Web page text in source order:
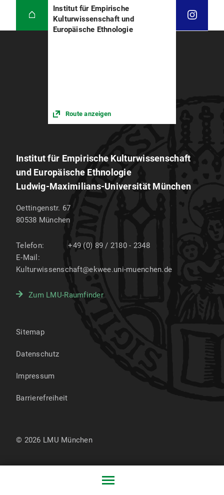
Institut für Empirische
Kulturwissenschaft und
Europäische Ethnologie
Route anzeigen
Institut für Empirische Kulturwissenschaft
und Europäische Ethnologie
Ludwig-Maximilians-Universität München
Oettingenstr. 67
80538 München
Telefon:
+49 (0) 89 / 2180 - 2348
E-Mail:
Kulturwissenschaft@ekwee.uni-muenchen.de
Zum LMU-Raumfinder
Sitemap
Datenschutz
Impressum
Barrierefreiheit
© 2026 LMU München